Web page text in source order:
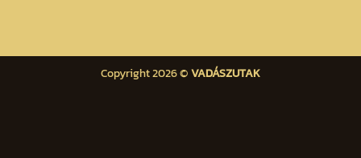
Copyright 2026 ©VADÁSZUTAK